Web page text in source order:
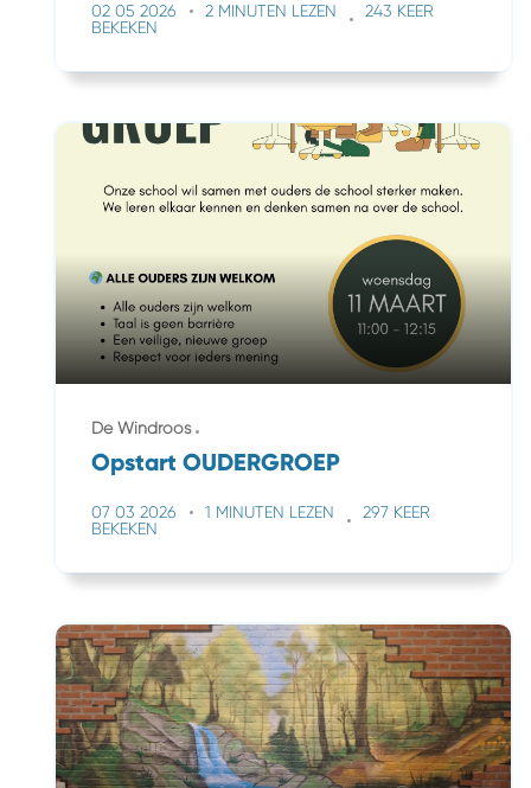
02 05 2026 2 MINUTEN LEZEN
243 KEER
BEKEKEN
De Windroos
Opstart OUDERGROEP
07 03 2026 1 MINUTEN LEZEN
297 KEER
BEKEKEN